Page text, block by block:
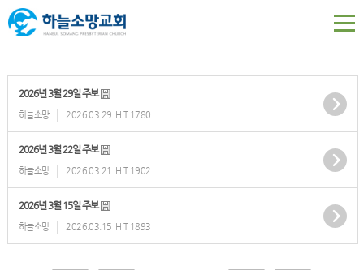
2026년 3월 29일 주보
하늘소망 2026.03.29 HIT 1780
2026년 3월 22일 주보
하늘소망 2026.03.21 HIT 1902
2026년 3월 15일 주보
하늘소망 2026.03.15 HIT 1893